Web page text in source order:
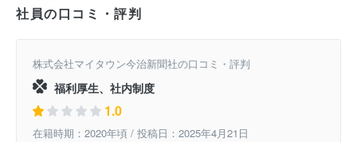
社員の口コミ・評判
株式会社マイタウン今治新聞社の口コミ・評判
福利厚生、社内制度
1.0
在籍時期：2020年頃 / 投稿日：2025年4月21日